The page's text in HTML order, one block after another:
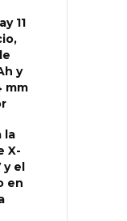
11
y
mm
la
X-
y el
en